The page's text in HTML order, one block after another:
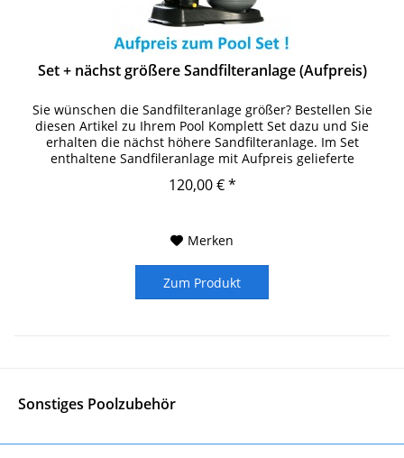
Set + nächst größere Sandfilteranlage (Aufpreis)
Sie wünschen die Sandfilteranlage größer? Bestellen Sie
diesen Artikel zu Ihrem Pool Komplett Set dazu und Sie
erhalten die nächst höhere Sandfilteranlage. Im Set
enthaltene Sandfileranlage mit Aufpreis gelieferte
120,00 € *
Merken
Zum Produkt
Sonstiges Poolzubehör